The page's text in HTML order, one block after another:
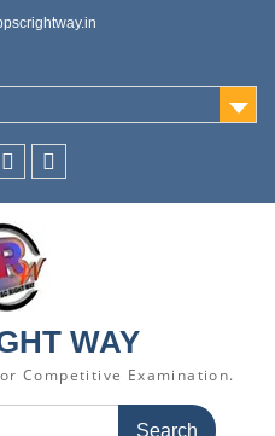
WAY
Competitive Examination.